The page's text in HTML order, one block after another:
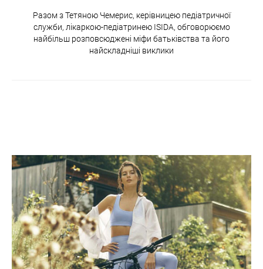
Разом з Тетяною Чемерис, керівницею педіатричної
служби, лікаркою-педіатринею ISIDA, обговорюємо
найбільш розповсюджені міфи батьківства та його
найскладніші виклики